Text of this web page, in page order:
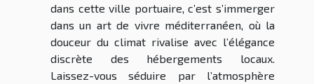
dans cette ville portuaire, c’est s’immerger
dans un art de vivre méditerranéen, où la
douceur du climat rivalise avec l’élégance
discrète des hébergements locaux.
Laissez-vous séduire par l’atmosphère